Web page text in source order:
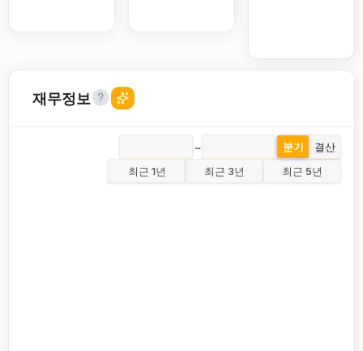
재무정보
~ 분기
결산
최근 1년
최근 3년 최근 5년